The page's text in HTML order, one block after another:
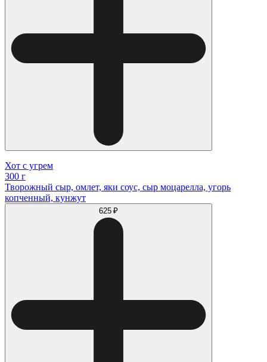
Хот с угрем
300 г
Творожный сыр, омлет, яки соус, сыр моцарелла, угорь
копченный, кунжут
625 ₽